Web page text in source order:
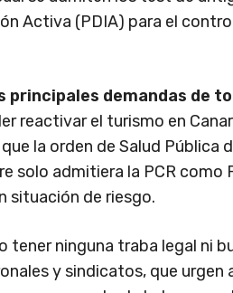
Activa (PDIA) para el
principales demandas de
reactivar el turismo en
la orden de Salud Pública
solo admitiera la PCR como
situación de riesgo.
tener ninguna traba legal ni
y sindicatos, que urgen